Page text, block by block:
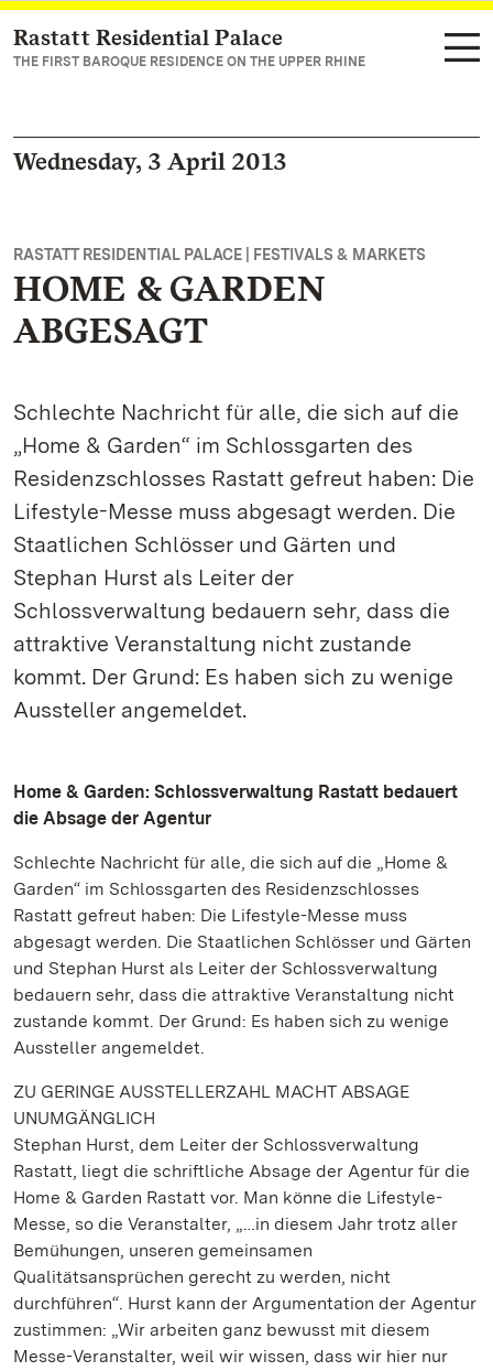
Navigate to main page
Rastatt Residential Palace
THE FIRST BAROQUE RESIDENCE ON THE UPPER RHINE
Wednesday, 3 April 2013
RASTATT RESIDENTIAL PALACE | FESTIVALS & MARKETS
HOME & GARDEN
ABGESAGT
Schlechte Nachricht für alle, die sich auf die
„Home & Garden“ im Schlossgarten des
Residenzschlosses Rastatt gefreut haben: Die
Lifestyle-Messe muss abgesagt werden. Die
Staatlichen Schlösser und Gärten und
Stephan Hurst als Leiter der
Schlossverwaltung bedauern sehr, dass die
attraktive Veranstaltung nicht zustande
kommt. Der Grund: Es haben sich zu wenige
Aussteller angemeldet.
Home & Garden: Schlossverwaltung Rastatt bedauert
die Absage der Agentur
Schlechte Nachricht für alle, die sich auf die „Home &
Garden“ im Schlossgarten des Residenzschlosses
Rastatt gefreut haben: Die Lifestyle-Messe muss
abgesagt werden. Die Staatlichen Schlösser und Gärten
und Stephan Hurst als Leiter der Schlossverwaltung
bedauern sehr, dass die attraktive Veranstaltung nicht
zustande kommt. Der Grund: Es haben sich zu wenige
Aussteller angemeldet.
ZU GERINGE AUSSTELLERZAHL MACHT ABSAGE
UNUMGÄNGLICH
Stephan Hurst, dem Leiter der Schlossverwaltung
Rastatt, liegt die schriftliche Absage der Agentur für die
Home & Garden Rastatt vor. Man könne die Lifestyle-
Messe, so die Veranstalter, „…in diesem Jahr trotz aller
Bemühungen, unseren gemeinsamen
Qualitätsansprüchen gerecht zu werden, nicht
durchführen“. Hurst kann der Argumentation der Agentur
zustimmen: „Wir arbeiten ganz bewusst mit diesem
Messe-Veranstalter, weil wir wissen, dass wir hier nur